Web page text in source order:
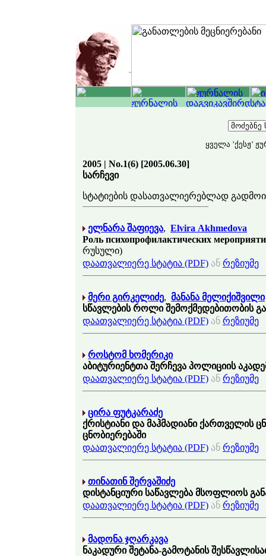
ყველა ’ქესჟ’
2005 | No.1(6) [2005.06.30]
სარჩევი
სტატიების დასათვალიერებლად
ელნარა შაფიევა, Elvira Akhmedova
Роль психопрофилактических
რუსული)
დაათვალიერე სტატია (PDF) ან რეზიუმე
მერი გირკელიძე, მანანა მელიქიშვილი
სწავლების როლი შემოქმედებითობის
დაათვალიერე სტატია (PDF) ან რეზიუმე
როსტომ ხომერიკი
აბიტურიენტთა შერჩევა პოლიციის
დაათვალიერე სტატია (PDF) ან რეზიუმე
ცირა ფუტკარაძე
ქრისტიანი და მაჰმადიანი ქართველის
ცნობიერებაში
დაათვალიერე სტატია (PDF) ან რეზიუმე
თინათინ შერვაშიძე
დისტანციური საწავლება მსოფლიოს
დაათვალიერე სტატია (PDF) ან რეზიუმე
მადონა ჯღარკავა
ნაკადური შეტანა-გამოტანის